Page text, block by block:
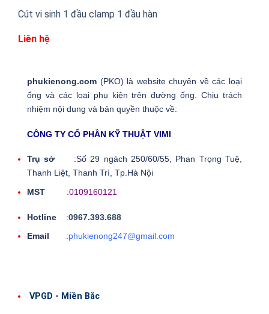
Cút vi sinh 1 đầu clamp 1 đầu hàn
Liên hệ
phukienong.com (PKO) là website chuyên về các loại
ống và các loại phụ kiện trên đường ống. Chịu trách
nhiệm nội dung và bản quyền thuộc về:
CÔNG TY CỔ PHẦN KỸ THUẬT VIMI
Trụ sở :Số 29 ngách 250/60/55, Phan Trọng Tuệ,
Thanh Liệt, Thanh Trì, Tp.Hà Nội
MST :0109160121
Hotline :0967.393.688
Email :phukienong247@gmail.com
VPGD - Miền Bắc